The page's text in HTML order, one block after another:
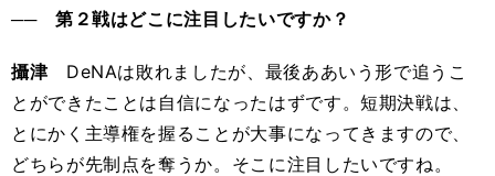
── 第２戦はどこに注目したいですか？
攝津DeNAは敗れましたが、最後ああいう形で追うこ
とができたことは自信になったはずです。短期決戦は、
とにかく主導権を握ることが大事になってきますので、
どちらが先制点を奪うか。そこに注目したいですね。